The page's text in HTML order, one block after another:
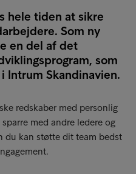
hele tiden at sikre
Som ny
en del af det
som
Intrum Skandinavien.
redskaber med personlig
med andre ledere og
du kan støtte dit team bedst